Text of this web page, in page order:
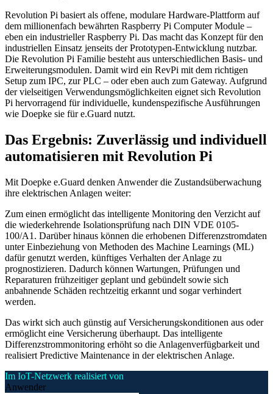
Revolution Pi basiert als offene, modulare Hardware-Plattform auf
dem millionenfach bewährten Raspberry Pi Computer Module –
eben ein industrieller Raspberry Pi. Das macht das Konzept für den
industriellen Einsatz jenseits der Prototypen-Entwicklung nutzbar.
Die Revolution Pi Familie besteht aus unterschiedlichen Basis- und
Erweiterungsmodulen. Damit wird ein RevPi mit dem richtigen
Setup zum IPC, zur PLC – oder eben auch zum Gateway. Aufgrund
der vielseitigen Verwendungsmöglichkeiten eignet sich Revolution
Pi hervorragend für individuelle, kundenspezifische Ausführungen
wie Doepke sie für e.Guard nutzt.
Das Ergebnis: Zuverlässig und individuell
automatisieren mit Revolution Pi
Mit Doepke e.Guard denken Anwender die Zustandsüberwachung
ihre elektrischen Anlagen weiter:
Zum einen ermöglicht das intelligente Monitoring den Verzicht auf
die wiederkehrende Isolationsprüfung nach DIN VDE 0105-
100/A1. Darüber hinaus können die erhobenen Differenzstromdaten
unter Einbeziehung von Methoden des Machine Learnings (ML)
dafür genutzt werden, künftiges Verhalten der Anlage zu
prognostizieren. Dadurch können Wartungen, Prüfungen und
Reparaturen frühzeitiger geplant und gebündelt sowie sich
anbahnende Schäden rechtzeitig erkannt und sogar verhindert
werden.
Das wirkt sich auch günstig auf Versicherungskonditionen aus oder
ermöglicht eine Versicherung überhaupt. Das intelligente
Differenzstrommonitoring erhöht so die Anlagenverfügbarkeit und
realisiert Predictive Maintenance in der elektrischen Anlage.
Im IoT-Netzwerk realisiert von
Anwender